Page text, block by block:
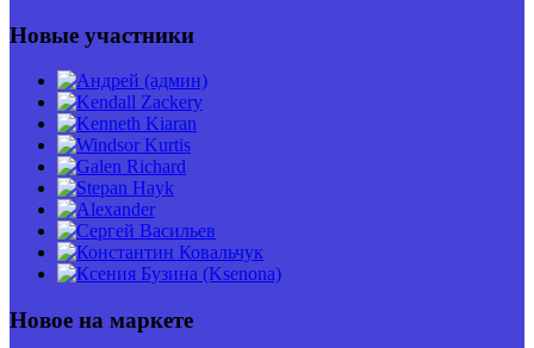
Новые участники
Новое на маркете